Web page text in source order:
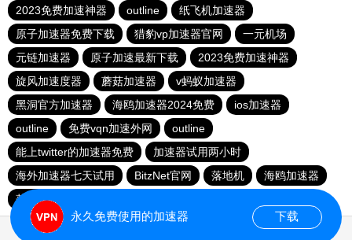
2023免费加速神器
outline
纸飞机加速器
原子加速器免费下载
猎豹vp加速器官网
一元机场
元链加速器
原子加速最新下载
2023免费加速神器
旋风加速度器
蘑菇加速器
v蚂蚁加速器
黑洞官方加速器
海鸥加速器2024免费
ios加速器
outline
免费vqn加速外网
outline
能上twitter的加速器免费
加速器试用两小时
海外加速器七天试用
BitzNet官网 落地机
海鸥加速器
落地机
永久免费使用的加速器 下载